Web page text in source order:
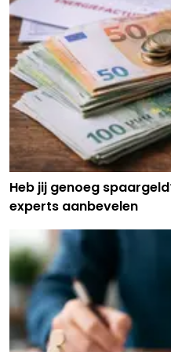
Heb jij genoeg
experts aanbevelen